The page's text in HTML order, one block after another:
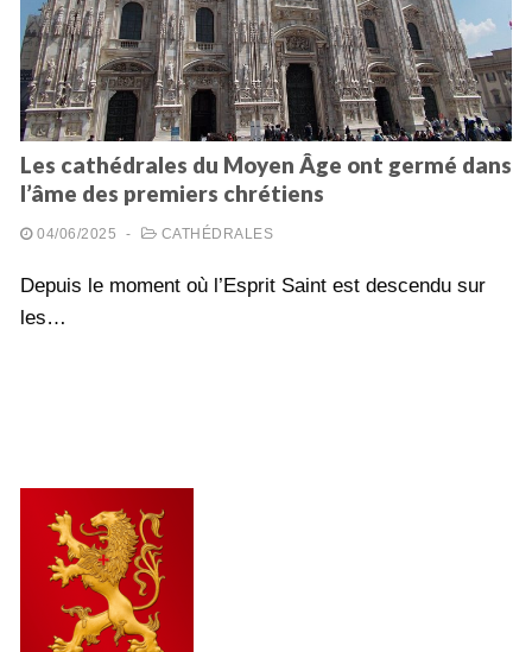
Les cathédrales du Moyen Âge ont germé dans
l’âme des premiers chrétiens
04/06/2025 - CATHÉDRALES
Depuis le moment où l’Esprit Saint est descendu sur
les…